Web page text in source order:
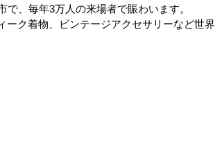
、毎年3万人の来場者で賑わいます。
ク着物、ビンテージアクセサリーなど世界